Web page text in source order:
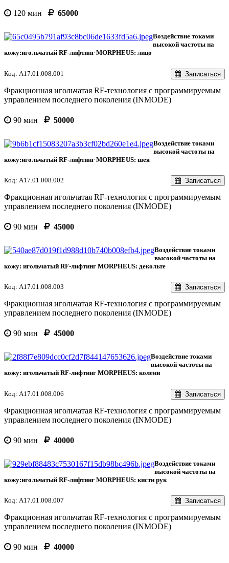
120 мин 65000
Воздействие токами
высокой частоты на
кожу:игольчатый RF-лифтинг MORPHEUS: лицо
Код: А17.01.008.001 Записаться
Фракционная игольчатая RF-технология с программируемым
управлением последнего поколения (INMODE)
90 мин 50000
Воздействие токами
высокой частоты на
кожу:игольчатый RF-лифтинг MORPHEUS: шея
Код: А17.01.008.002 Записаться
Фракционная игольчатая RF-технология с программируемым
управлением последнего поколения (INMODE)
90 мин 45000
Воздействие токами
высокой частоты на
кожу: игольчатый RF-лифтинг MORPHEUS: декольте
Код: А17.01.008.003 Записаться
Фракционная игольчатая RF-технология с программируемым
управлением последнего поколения (INMODE)
90 мин 45000
Воздействие токами
высокой частоты на
кожу: игольчатый RF-лифтинг MORPHEUS: колени
Код: А17.01.008.006 Записаться
Фракционная игольчатая RF-технология с программируемым
управлением последнего поколения (INMODE)
90 мин 40000
Воздействие токами
высокой частоты на
кожу:игольчатый RF-лифтинг MORPHEUS: кисти рук
Код: А17.01.008.007 Записаться
Фракционная игольчатая RF-технология с программируемым
управлением последнего поколения (INMODE)
90 мин 40000